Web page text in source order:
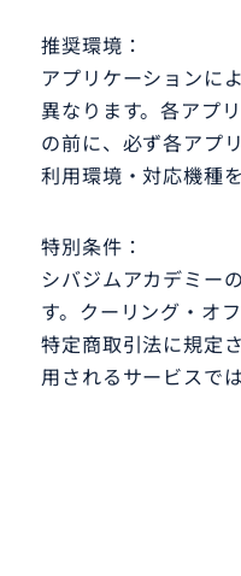
推奨環境：
アプリケーションに
異なります。各アプ
の前に、必ず各アプ
利用環境・対応機種
特別条件：
シバジムアカデミー
す。クーリング・オ
特定商取引法に規定
用されるサービスで